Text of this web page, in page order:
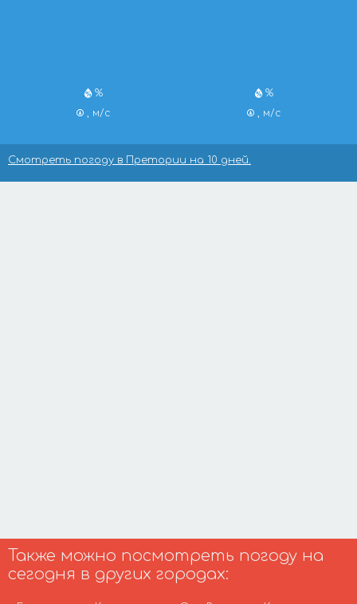
%
, м/с
%
, м/с
Смотреть погоду в Претории на 10 дней.
Также можно посмотреть погоду на
сегодня в других городах: